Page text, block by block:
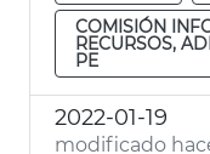
COMISIÓN
RECURSOS,
PE
2022-01-19
modificado